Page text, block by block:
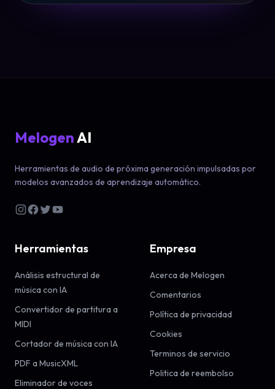
MelogenAI
Herramientas de audio de próxima generación impulsadas por
modelos avanzados de aprendizaje automático.
Herramientas
Análisis estructural de
música con IA
Convertidor de partitura a
MIDI
Cortador de música con IA
PDF a MusicXML
Eliminador de voces
Empresa
Acerca de Melogen
Comentarios
Política de privacidad
Cookies
Terminos de servicio
Politica de reembolso